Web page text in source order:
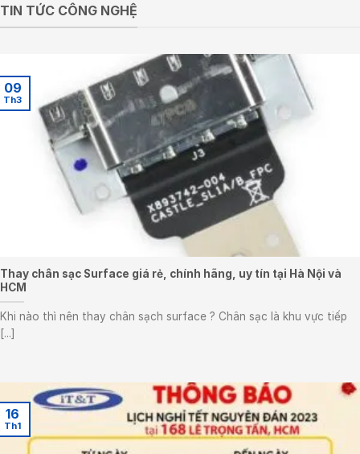
TIN TỨC CÔNG NGHỆ
Thay chân sạc Surface giá rẻ, chính hãng, uy tín tại Hà Nội và
HCM
Khi nào thì nên thay chân sạch surface ? Chân sạc là khu vực tiếp
[...]
09
Th3
16
Th1